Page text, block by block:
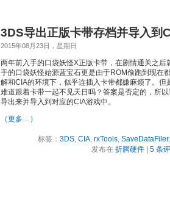
3DS导出正版卡带存档并导入到
2015年08月23日，星期日
两年前入手的口袋妖怪X正版卡带，在剧情通关之后
手的口袋妖怪始源蓝宝石更是由于ROM偷跑到现在
解和CIA的环境下，似乎连插入卡带都嫌麻烦了。但
难道跟着卡带一起不见天日吗？答案是否定的，所
导出来并导入到对应的CIA游戏中。
（更多…）
标签： 3DS, CIA, rxTools, SaveDataFiler,
发布在 折腾硬件 5 条